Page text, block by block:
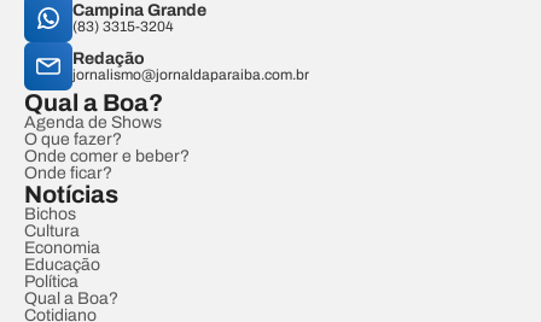
Campina Grande
(83) 3315-3204
Redação
jornalismo@jornaldaparaiba.com.br
Qual a Boa?
Agenda de Shows
O que fazer?
Onde comer e beber?
Onde ficar?
Notícias
Bichos
Cultura
Economia
Educação
Política
Qual a Boa?
Cotidiano